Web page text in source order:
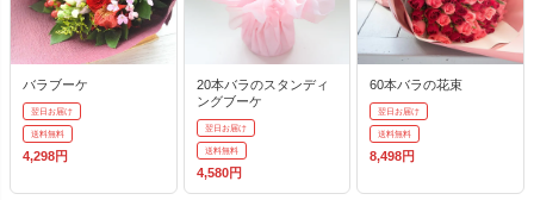
バラブーケ
翌日お届け
送料無料
4,298円
20本バラのスタンディ
ングブーケ
翌日お届け
送料無料
4,580円
60本バラの花束
翌日お届け
送料無料
8,498円